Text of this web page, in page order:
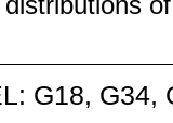
G18, G34,